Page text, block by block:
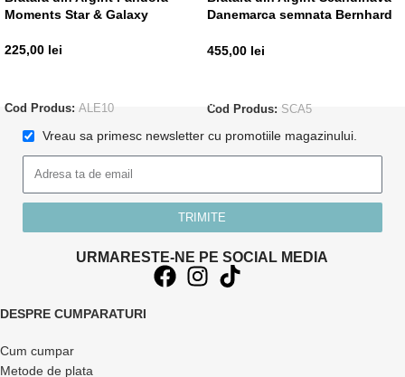
Moments Star & Galaxy
225,00 lei
Cod Produs: ALE10
Danemarca semnata Bernhard
455,00 lei
Cod Produs: SCA5
Vreau sa primesc newsletter cu promotiile magazinului.
TRIMITE
URMARESTE-NE PE SOCIAL MEDIA
DESPRE CUMPARATURI
Cum cumpar
Metode de plata